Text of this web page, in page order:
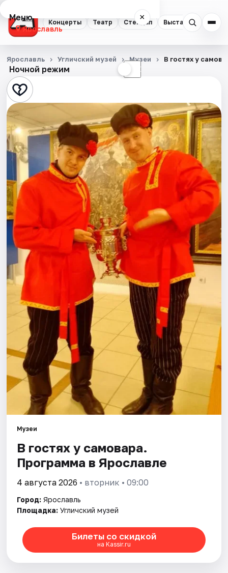
Концерты Театр Стендап Выставки
Меню ×
Ярославль
Концерты
Театр
Стендап
Выставки
Квесты
Экскурсии
События
Города
Площадки
Артисты
Рейтинги
Ночной режим ☾
Ярославль Угличский музей Музеи В гостях у
Музеи
В гостях у самовара.
Программа в Ярославле
4 августа 2026 • вторник • 09:00
Город: Ярославль
Площадка: Угличский музей
Билеты со скидкой
на Kassir.ru